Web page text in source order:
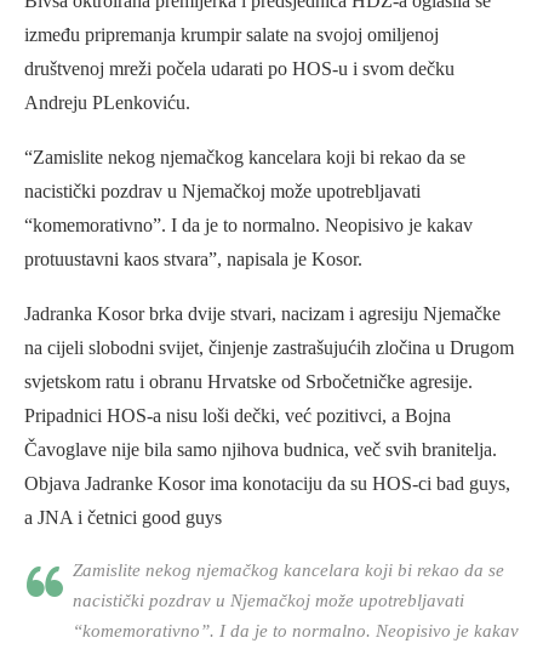
između pripremanja krumpir salate na svojoj omiljenoj
društvenoj mreži počela udarati po HOS-u i svom dečku
Andreju PLenkoviću.
“Zamislite nekog njemačkog kancelara koji bi rekao da se
nacistički pozdrav u Njemačkoj može upotrebljavati
“komemorativno”. I da je to normalno. Neopisivo je kakav
protuustavni kaos stvara”, napisala je Kosor.
Jadranka Kosor brka dvije stvari, nacizam i agresiju Njemačke
na cijeli slobodni svijet, činjenje zastrašujućih zločina u Drugom
svjetskom ratu i obranu Hrvatske od Srbočetničke agresije.
Pripadnici HOS-a nisu loši dečki, već pozitivci, a Bojna
Čavoglave nije bila samo njihova budnica, več svih branitelja.
Objava Jadranke Kosor ima konotaciju da su HOS-ci bad guys,
a JNA i četnici good guys
Zamislite nekog njemačkog kancelara koji bi rekao da se
nacistički pozdrav u Njemačkoj može upotrebljavati
“komemorativno”. I da je to normalno. Neopisivo je kakav